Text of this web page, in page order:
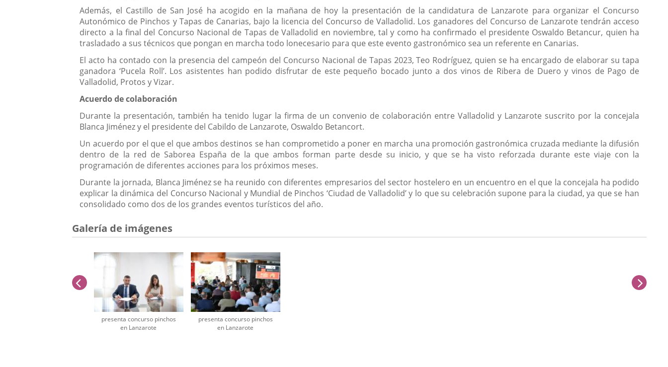
Además, el Castillo de San José ha acogido en la mañana de hoy la presentación de la candidatura de Lanzarote para organizar el Concurso
Autonómico de Pinchos y Tapas de Canarias, bajo la licencia del Concurso de Valladolid. Los ganadores del Concurso de Lanzarote tendrán acceso
directo a la final del Concurso Nacional de Tapas de Valladolid en noviembre, tal y como ha confirmado el presidente Oswaldo Betancur, quien ha
trasladado a sus técnicos que pongan en marcha todo lonecesario para que este evento gastronómico sea un referente en Canarias.
El acto ha contado con la presencia del campeón del Concurso Nacional de Tapas 2023, Teo Rodríguez, quien se ha encargado de elaborar su tapa
ganadora ‘Pucela Roll’. Los asistentes han podido disfrutar de este pequeño bocado junto a dos vinos de Ribera de Duero y vinos de Pago de
Valladolid, Protos y Vizar.
Acuerdo de colaboración
Durante la presentación, también ha tenido lugar la firma de un convenio de colaboración entre Valladolid y Lanzarote suscrito por la concejala
Blanca Jiménez y el presidente del Cabildo de Lanzarote, Oswaldo Betancort.
Un acuerdo por el que el que ambos destinos se han comprometido a poner en marcha una promoción gastronómica cruzada mediante la difusión
dentro de la red de Saborea España de la que ambos forman parte desde su inicio, y que se ha visto reforzada durante este viaje con la
programación de diferentes acciones para los próximos meses.
Durante la jornada, Blanca Jiménez se ha reunido con diferentes empresarios del sector hostelero en un encuentro en el que la concejala ha podido
explicar la dinámica del Concurso Nacional y Mundial de Pinchos ‘Ciudad de Valladolid’ y lo que su celebración supone para la ciudad, ya que se han
consolidado como dos de los grandes eventos turísticos del año.
Galería de imágenes
presenta concurso pinchos
en Lanzarote
presenta concurso pinchos
en Lanzarote
anterior